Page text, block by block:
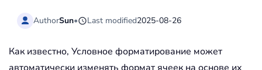
AuthorSun• Last modified2025-08-26
Как известно, Условное форматирование может